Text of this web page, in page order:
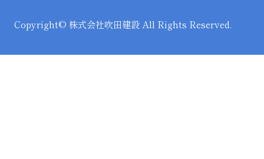
Copyright© 株式会社吹田建設 All Rights Reserved.